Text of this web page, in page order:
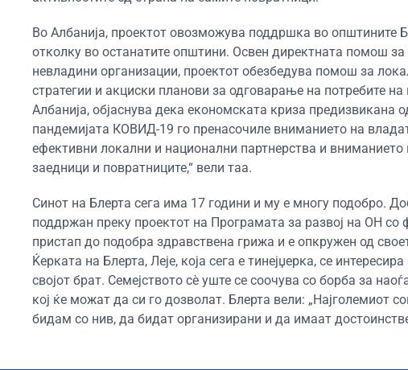
Во Албанија, проектот овозможува поддршка во општините
отколку во останатите општини. Освен директната помош
невладини организации, проектот обезбедува помош за
стратегии и акциски планови за одговарање на потребите
Албанија, објаснува дека економската криза предизвикана
пандемијата КОВИД-19 го пренасочиле вниманието на
ефективни локални и национални партнерства и
заедници и повратниците,“ вели таа.
Синот на Блерта сега има 17 години и му е многу подобро.
поддржан преку проектот на Програмата за развој на ОН
пристап до подобра здравствена грижа и е опкружен од
Ќерката на Блерта, Леје, која сега е тинејџерка, се
својот брат. Семејството сè уште се соочува со борба за
кој ќе можат да си го дозволат. Блерта вели:
бидам со нив, да бидат организирани и да имаат